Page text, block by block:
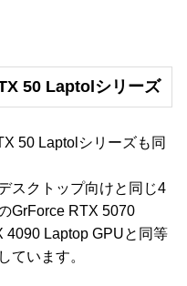
50 Laptolシリーズ
50 Laptolシリーズも同
スクトップ向けと同じ4
GrForce RTX 5070
4090 Laptop GPUと同等
ています。